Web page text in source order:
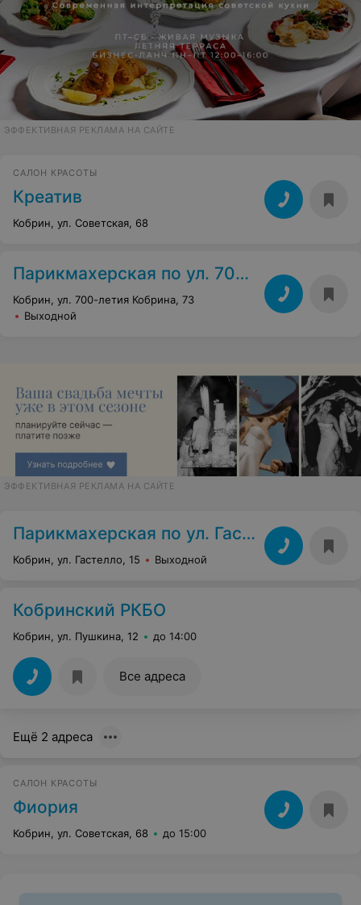
ЭФФЕКТИВНАЯ РЕКЛАМА НА САЙТЕ
САЛОН КРАСОТЫ
Креатив
Кобрин, ул. Советская, 68
Парикмахерская по ул. 700-летия Кобрина, 73
Кобрин, ул. 700-летия Кобрина, 73
Выходной
ЭФФЕКТИВНАЯ РЕКЛАМА НА САЙТЕ
Парикмахерская по ул. Гастелло, 15
Кобрин, ул. Гастелло, 15 Выходной
Кобринский РКБО
Кобрин, ул. Пушкина, 12 до 14:00
Все адреса
Ещё 2 адреса
САЛОН КРАСОТЫ
Фиория
Кобрин, ул. Советская, 68 до 15:00